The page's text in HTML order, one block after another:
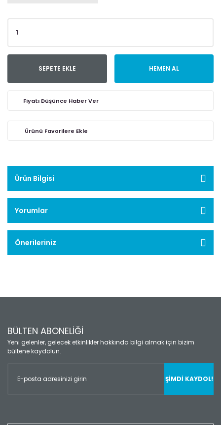
SEPETE EKLE HEMEN AL
Fiyatı Düşünce Haber Ver
Ürün Bilgisi
Yorumlar
Önerileriniz
BÜLTEN ABONELİĞİ
Yeni gelenler, gelecek etkinlikler hakkında bilgi almak için bizim
bültene kaydolun.
ŞİMDİ KAYDOL!